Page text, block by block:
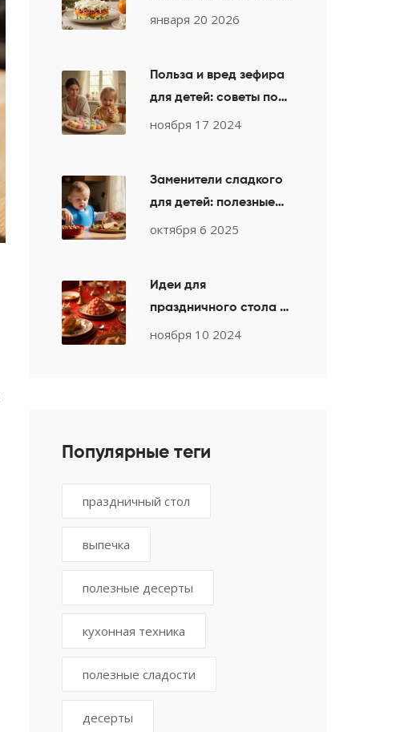
странах: традиции и
января 20 2026
Польза и вред зефира
для детей: советы по
выбору
ноября 17 2024
Заменители сладкого
для детей: полезные
альтернативы без
октября 6 2025
Идеи для
праздничного стола в
год Дракона 2024
ноября 10 2024
Популярные теги
праздничный стол
выпечка
полезные десерты
кухонная техника
полезные сладости
десерты